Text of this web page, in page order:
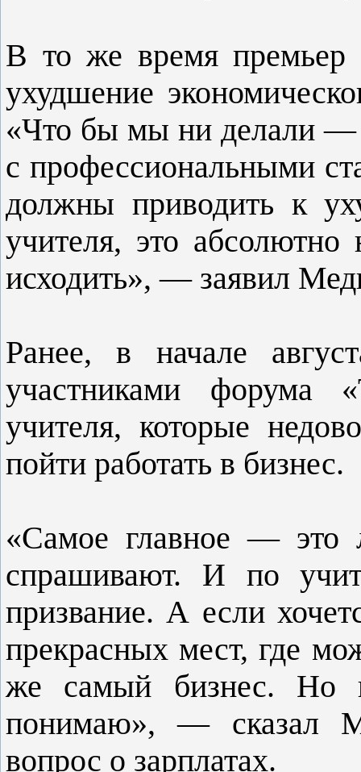
В то же время премьер
ухудшение
«Что бы мы ни делали —
с профессиональными
должны приводить к
учителя, это абсолютно
исходить», — заявил
Ранее, в начале
участниками форума
учителя, которые
пойти работать в бизнес.
«Самое главное — это
спрашивают. И по
призвание. А если
прекрасных мест, где
же самый бизнес.
понимаю», — сказал
вопрос о зарплатах.